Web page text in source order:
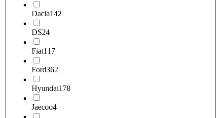
Dacia142
DS24
Fiat117
Ford362
Hyundai178
Jaecoo4